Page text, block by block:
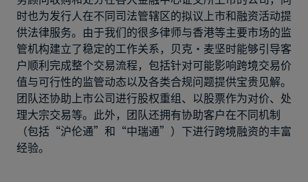
时也为发行人在不同司法管辖区的拟议上市和融资活动提
供法律服务。由于我们的很多律师与香港等主要市场的监
管机构建立了稳定的工作关系，贝克·麦坚时能够引导客
户顺利完成整个交易流程，包括针对可能影响跨境交易价
值与可行性的监管动态以及各类合规问题提供宝贵见解。
团队还协助上市公司进行股权重组、以股票作为对价、处
理大宗交易等。此外，团队还拥有协助客户在不同机制
（包括“沪伦通”和“中瑞通”）下进行跨境融资的丰富
经验。